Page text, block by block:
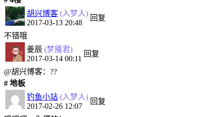
胡兴博客 (入梦人)
2017-03-13 20:48
回复
不错哦
姜辰 (梦魇君)
2017-03-14 00:11
回复
@胡兴博客：??
# 地板
钓鱼小站 (入梦人)
2017-02-26 12:07
回复